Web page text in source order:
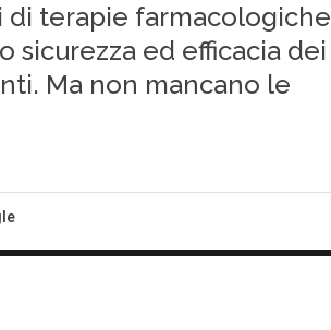
di terapie farmacologiche
sicurezza ed efficacia dei
Ma non mancano le